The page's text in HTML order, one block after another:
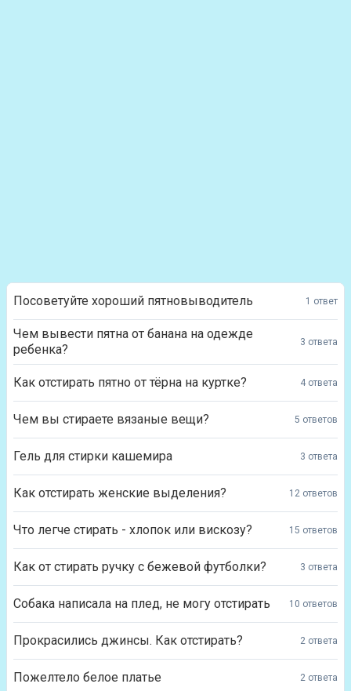
Посоветуйте хороший пятновыводитель 1 ответ
Чем вывести пятна от банана на одежде
ребенка?
3 ответа
Как отстирать пятно от тёрна на куртке? 4 ответа
Чем вы стираете вязаные вещи? 5 ответов
Гель для стирки кашемира 3 ответа
Как отстирать женские выделения? 12 ответов
Что легче стирать - хлопок или вискозу? 15 ответов
Как от стирать ручку с бежевой футболки? 3 ответа
Собака написала на плед, не могу отстирать 10 ответов
Прокрасились джинсы. Как отстирать? 2 ответа
Пожелтело белое платье 2 ответа